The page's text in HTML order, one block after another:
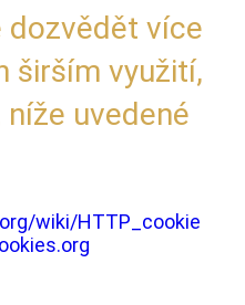
dozvědět více
širším využití,
uvedené
wiki/HTTP_cookie